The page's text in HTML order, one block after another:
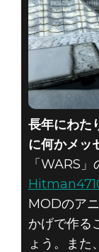
長年にわた
に何かメッ
「WARS
MODのア
かげで作る
ょう。また、